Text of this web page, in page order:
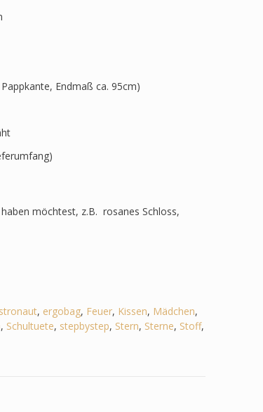
Endmaß ca. 95cm)
möchtest, z.B. rosanes Schloss,
, ergobag, Feuer, Kissen, Mädchen,
, Schultuete, stepbystep, Stern, Sterne, Stoff,